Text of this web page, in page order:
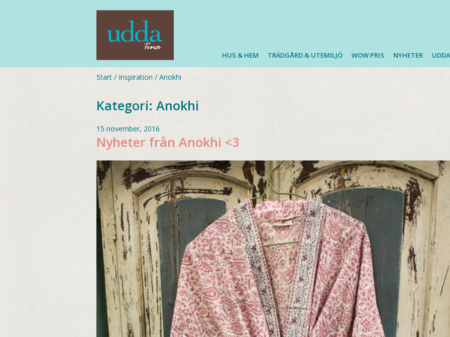
HUS & HEM TRÄDGÅRD & UTEMILJÖ WOW PRIS NYHETER
Start / Inspiration / Anokhi
Kategori: Anokhi
15 november, 2016
Nyheter från Anokhi <3